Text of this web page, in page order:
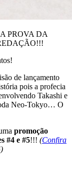
A PROVA DA
de lançamento
pois a profecia
Takashi e
Neo-Tokyo… O
promoção
#4 e #5!!! (Confira